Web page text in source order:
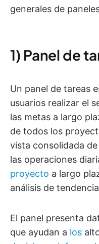
generales de
1) Panel de
Un panel de tareas
usuarios realizar el
las metas a largo
de todos los
vista consolidada
las operaciones
proyecto a largo
análisis de
El panel presenta
que ayudan a los